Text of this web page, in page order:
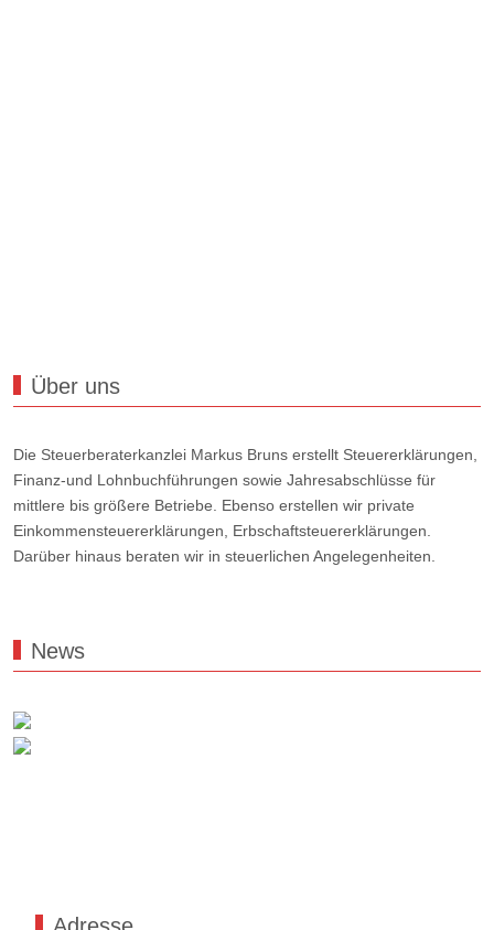
Über uns
Die Steuerberaterkanzlei Markus Bruns erstellt Steuererklärungen,
Finanz-und Lohnbuchführungen sowie Jahresabschlüsse für
mittlere bis größere Betriebe. Ebenso erstellen wir private
Einkommensteuererklärungen, Erbschaftsteuererklärungen.
Darüber hinaus beraten wir in steuerlichen Angelegenheiten.
News